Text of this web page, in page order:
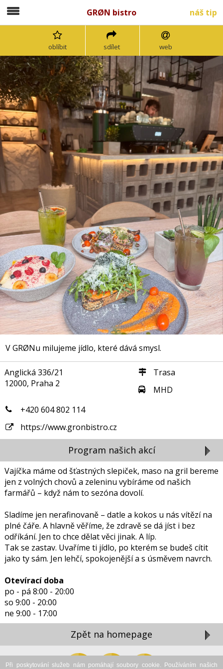
Při poskytování služeb nám pomáhají soubory cookie. Používáním našich
Zavřít reklamu
GRØN bistro náš tip
oblíbit sdílet web
V GRØNu milujeme jídlo, které dává smysl.
Anglická 336/21
12000, Praha 2
Trasa
MHD
+420 604 802 114
https://www.gronbistro.cz
Program našich akcí
Vajíčka máme od šťastných slepiček, maso na gril bereme
jen z volných chovů a zeleninu vybíráme od našich
farmářů – když nám to sezóna dovolí.
Sladíme jen nerafinovaně – datle a kokos u nás vítězí na
plné čáře. A hlavně věříme, že zdravě se dá jíst i bez
odříkání. Jen to chce dělat věci jinak. A líp.
Tak se zastav. Uvaříme ti jídlo, po kterém se budeš cítit
jako ty sám. Jen lehčí, spokojenější a s úsměvem navrch.
Otevírací doba
po - pá 8:00 - 20:00
so 9:00 - 20:00
ne 9:00 - 17:00
Zpět na homepage